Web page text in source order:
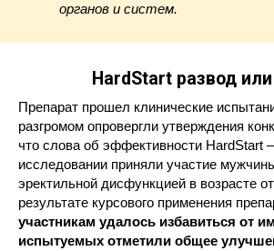
органов и систем.
HardStart развод
Препарат прошел клинические
разгромом опровергли утверждения
что слова об эффективности HardStart
исследовании приняли участие
эректильной дисфункцией в возрасте
результате курсового применения
участникам удалось избавиться от
испытуемых отметили общее